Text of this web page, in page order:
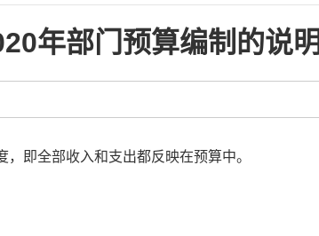
年部门预算编制的说明
即全部收入和支出都反映在预算中。